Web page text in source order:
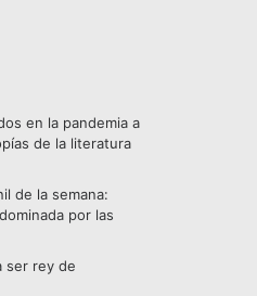
en la pandemia a
de la literatura
de la semana:
por las
ser rey de